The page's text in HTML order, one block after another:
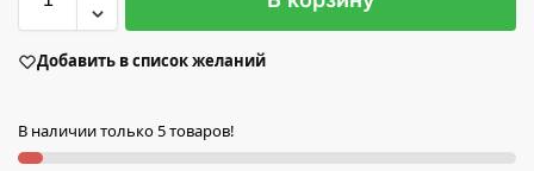
Добавить в список желаний
В наличии только 5 товаров!